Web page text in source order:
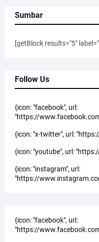
Sumbar
[getBlock results="5"
Follow Us
{icon: "facebook", url:
"https://
{icon: "x-twitter", url:
{icon: "youtube", url:
{icon: "instagram", url:
"https://
{icon: "facebook", url:
"https://